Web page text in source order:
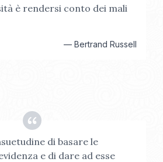
è rendersi conto dei mali
— Bertrand Russell
di basare le
e di dare ad esse